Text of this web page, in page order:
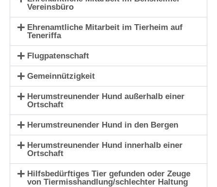
Vereinsbüro
Ehrenamtliche Mitarbeit im Tierheim auf
Teneriffa
Flugpatenschaft
Gemeinnützigkeit
Herumstreunender Hund außerhalb einer
Ortschaft
Herumstreunender Hund in den Bergen
Herumstreunender Hund innerhalb einer
Ortschaft
Hilfsbedürftiges Tier gefunden oder Zeuge
von Tiermisshandlung/schlechter Haltung